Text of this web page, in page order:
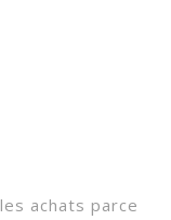
achats parce